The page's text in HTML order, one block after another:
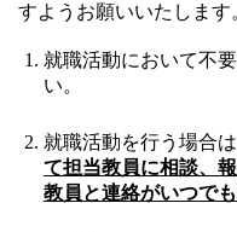
お
緊急時のお知らせ
お問い合わせフォーム
すようお願いいたします
就職活動において不
い。
就職活動を行う場合は
て担当教員に相談、
教員と連絡がいつで